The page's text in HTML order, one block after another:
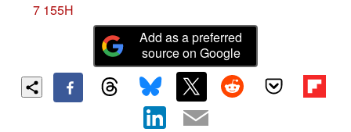
7 155H
Add as a preferred
source on Google